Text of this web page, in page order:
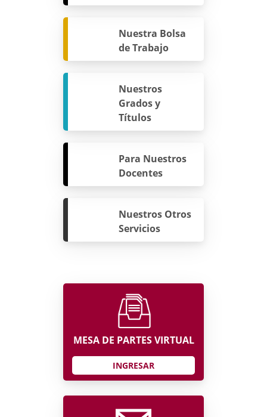
Nuestra Bolsa
de Trabajo
Nuestros
Grados y
Títulos
Para Nuestros
Docentes
Nuestros Otros
Servicios
MESA DE PARTES VIRTUAL
INGRESAR